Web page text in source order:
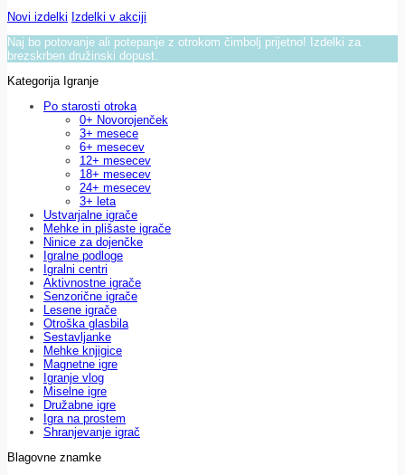
Novi izdelki Izdelki v akciji
Naj bo potovanje ali potepanje z otrokom čimbolj prijetno! Izdelki za
brezskrben družinski dopust.
Kategorija Igranje
Po starosti otroka
0+ Novorojenček
3+ mesece
6+ mesecev
12+ mesecev
18+ mesecev
24+ mesecev
3+ leta
Ustvarjalne igrače
Mehke in plišaste igrače
Ninice za dojenčke
Igralne podloge
Igralni centri
Aktivnostne igrače
Senzorične igrače
Lesene igrače
Otroška glasbila
Sestavljanke
Mehke knjigice
Magnetne igre
Igranje vlog
Miselne igre
Družabne igre
Igra na prostem
Shranjevanje igrač
Blagovne znamke